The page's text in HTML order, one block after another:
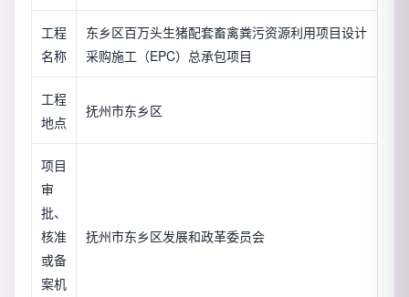
工程
名称
东乡区百万头生猪配套畜禽粪污资源利用项目设计
采购施工（EPC）总承包项目
工程
地点
抚州市东乡区
项目
审
批、
核准
或备
案机
抚州市东乡区发展和政革委员会